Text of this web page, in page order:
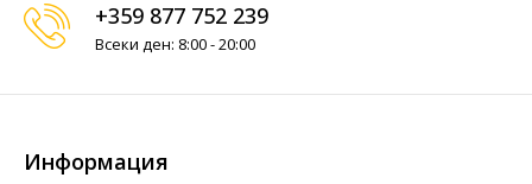
+359 877 752 239
Всеки ден: 8:00 - 20:00
Информация